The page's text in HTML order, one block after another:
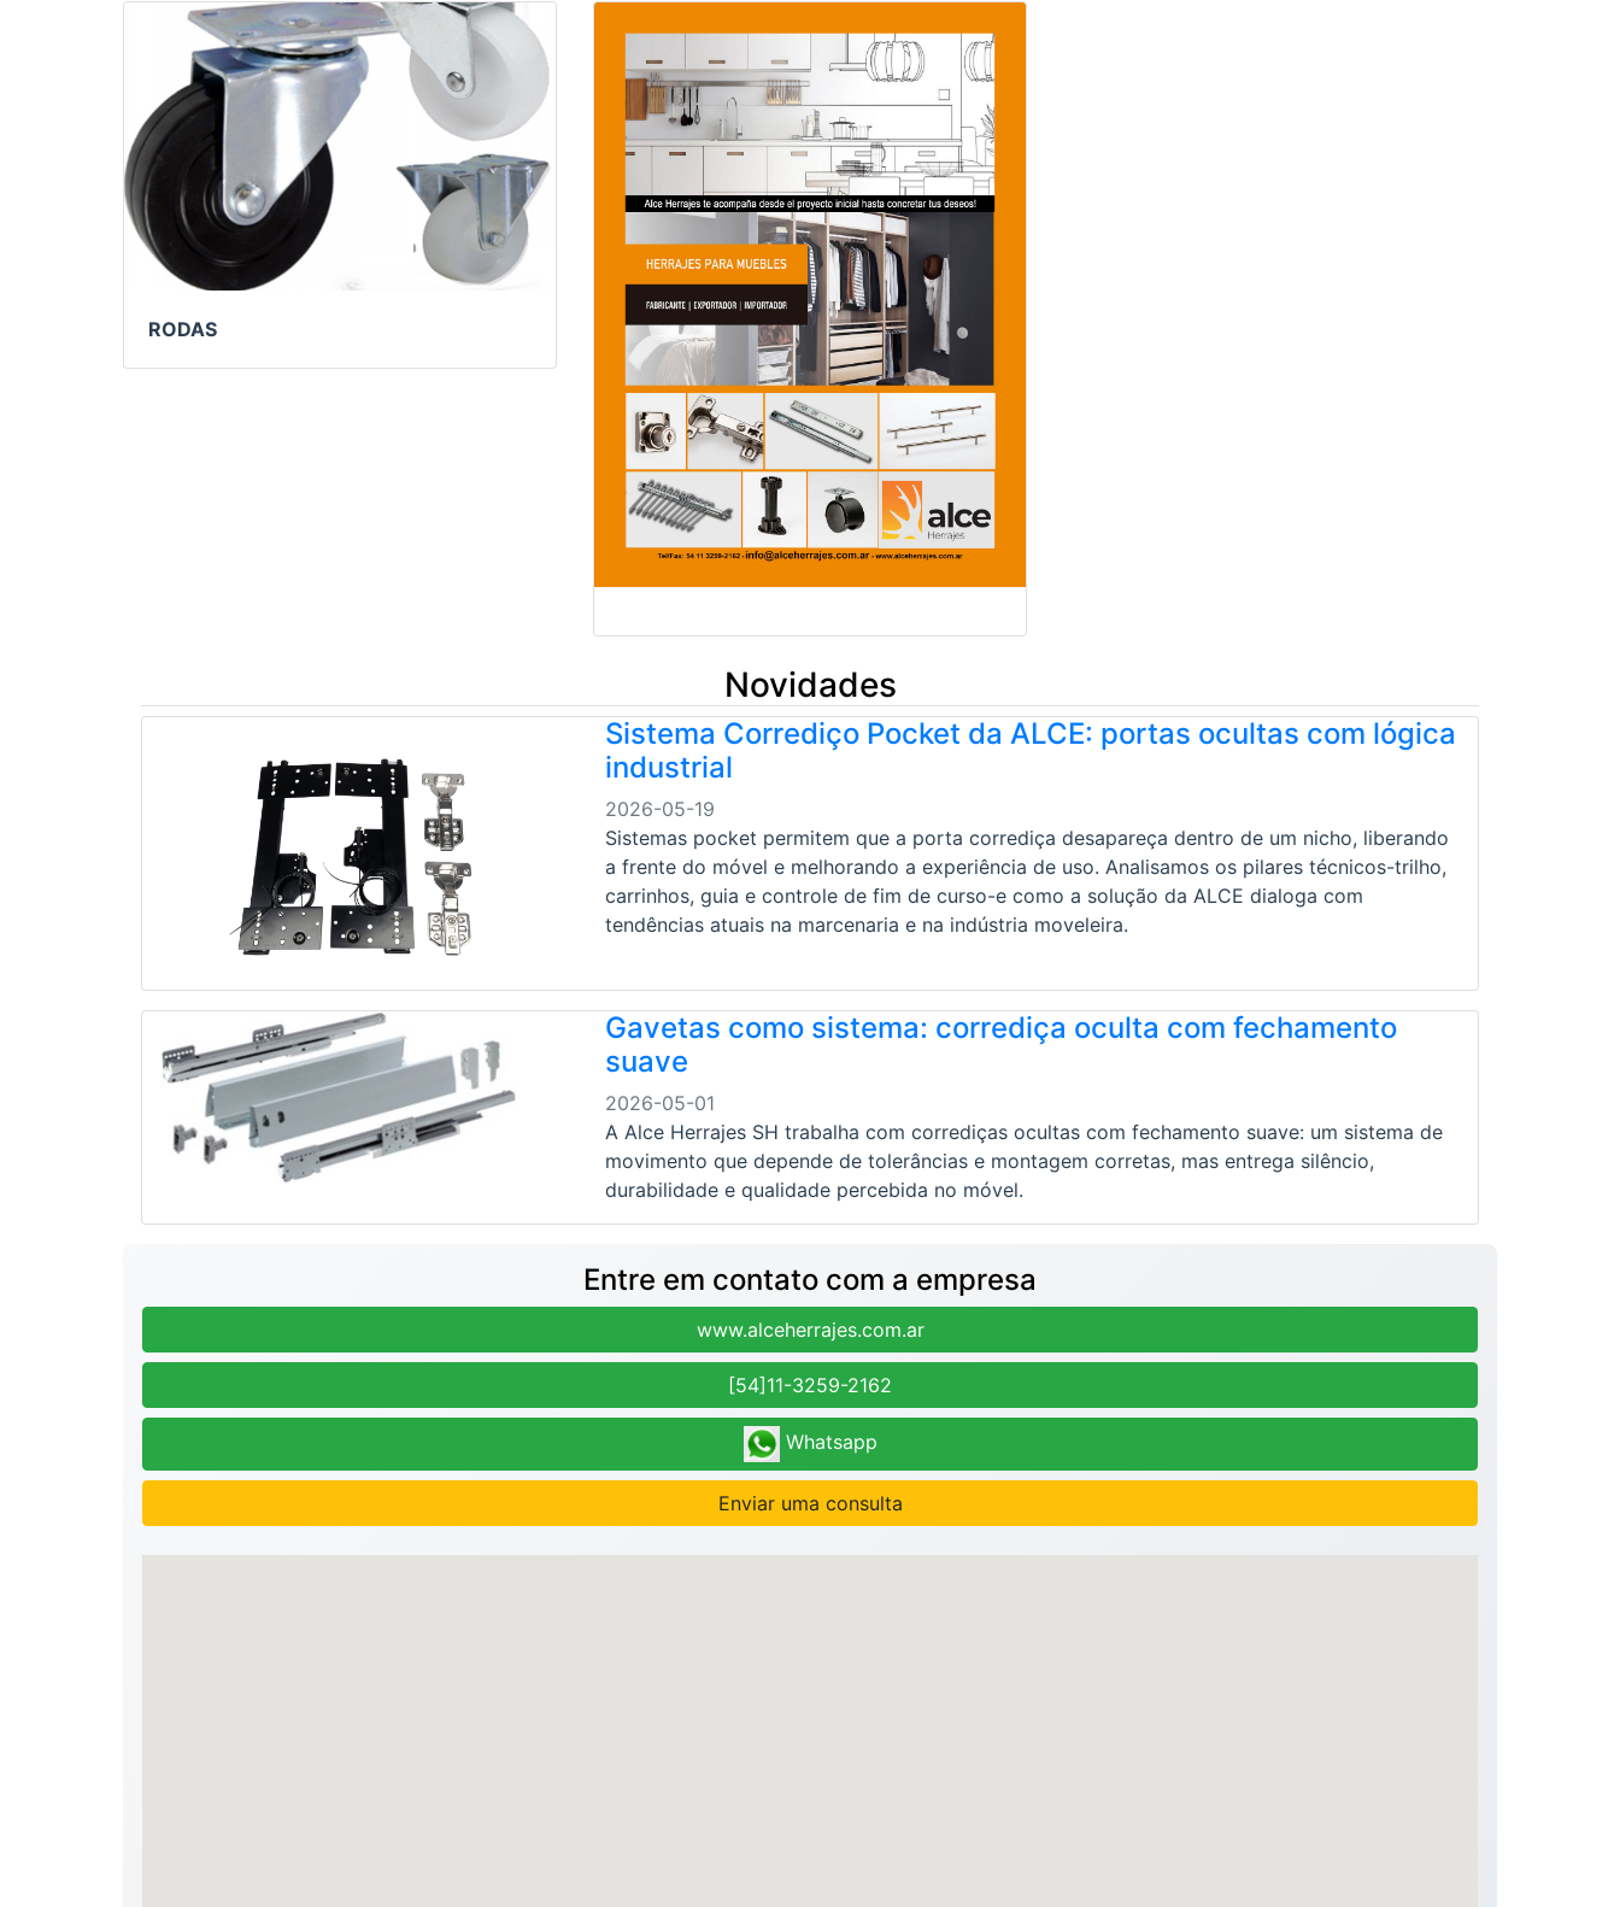
RODAS
Novidades
Sistema Corrediço Pocket da ALCE: portas ocultas com lógica
industrial
2026-05-19
Sistemas pocket permitem que a porta corrediça desapareça dentro de um nicho, liberando
a frente do móvel e melhorando a experiência de uso. Analisamos os pilares técnicos-trilho,
carrinhos, guia e controle de fim de curso-e como a solução da ALCE dialoga com
tendências atuais na marcenaria e na indústria moveleira.
Gavetas como sistema: corrediça oculta com fechamento
suave
2026-05-01
A Alce Herrajes SH trabalha com corrediças ocultas com fechamento suave: um sistema de
movimento que depende de tolerâncias e montagem corretas, mas entrega silêncio,
durabilidade e qualidade percebida no móvel.
Entre em contato com a empresa
www.alceherrajes.com.ar
[54]11-3259-2162
Whatsapp
Enviar uma consulta